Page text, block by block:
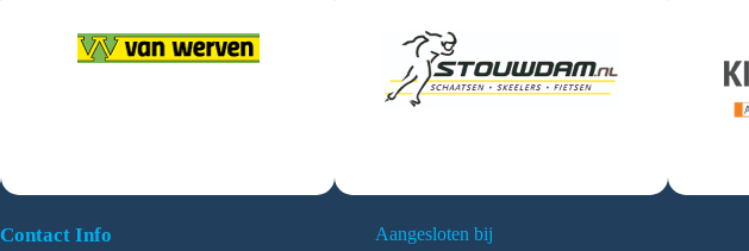
Contact Info Aangesloten bij